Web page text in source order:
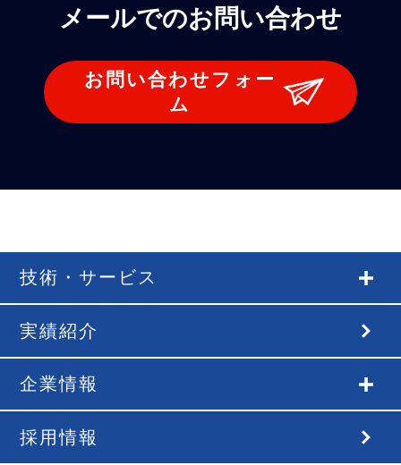
メールでのお問い合わせ
お問い合わせフォー
ム
技術・サービス
実績紹介
企業情報
採用情報